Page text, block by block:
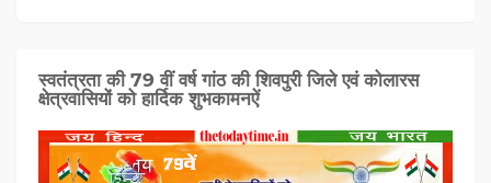
स्वतंत्रता की 79 वीं वर्ष गांठ की शिवपुरी जिले एवं कोलारस
क्षेत्रवासियों को हार्दिक शुभकामनऐं